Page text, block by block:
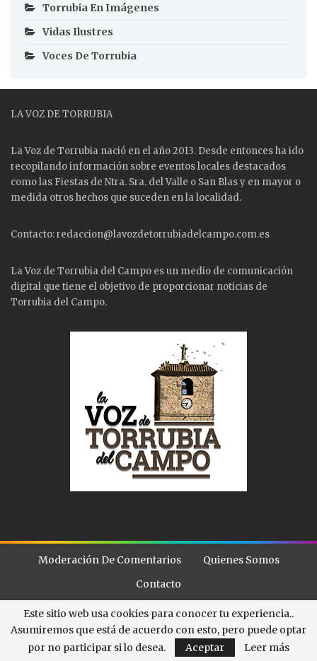
Torrubia En Imágenes
Vidas Ilustres
Voces De Torrubia
LA VOZ DE TORRUBIA
La Voz de Torrubia nació en el año 2013. Desde entonces ha ido
recopilando información sobre eventos locales destacados
como las Fiestas de Ntra. Sra. del Valle o San Blas y en mayor o
medida otros hechos que suceden en la localidad.
Contacto: redaccion@lavozdetorrubiadelcampo.com.es
La Voz de Torrubia del Campo es un medio de comunicación
digital que tiene el objetivo de proporcionar noticias de
Torrubia del Campo.
Moderación De Comentarios
Quienes Somos
Contacto
© - . All Rights Reserved. La Voz de Torubia
Este sitio web usa cookies para conocer tu experiencia..
Asumiremos que está de acuerdo con esto, pero puede optar
por no participar si lo desea.
Aceptar Leer más